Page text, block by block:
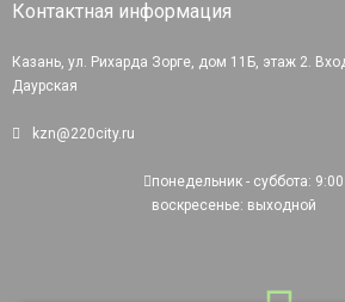
Контактная информация
Казань, ул. Рихарда Зорге, дом 11Б, этаж 2.
Даурская
kzn@220city.ru
понедельник - суббота:
воскресенье: выходной